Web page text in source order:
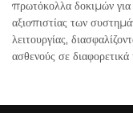
πρωτόκολλα δοκιμών για
αξιοπιστίας των
λειτουργίας,
ασθενούς σε